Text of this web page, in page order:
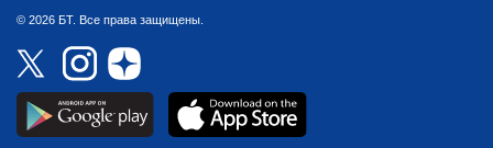
© 2026 БТ. Все права защищены.